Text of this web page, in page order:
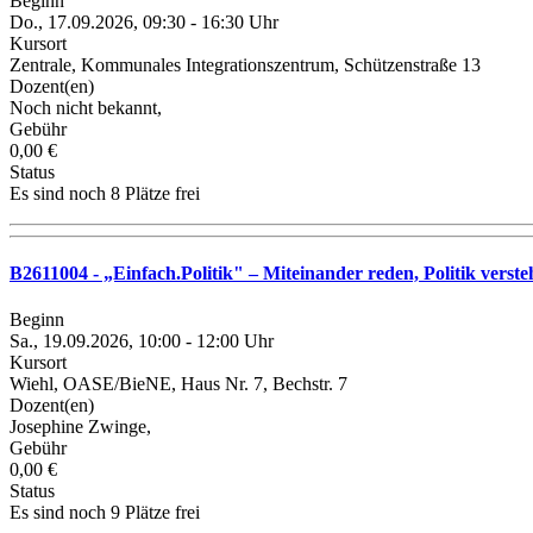
Do., 17.09.2026, 09:30 - 16:30 Uhr
Kursort
Zentrale, Kommunales Integrationszentrum, Schützenstraße 13
Dozent(en)
Noch nicht bekannt,
Gebühr
0,00 €
Status
Es sind noch 8 Plätze frei
B2611004 - „Einfach.Politik" – Miteinander reden, Politik
Beginn
Sa., 19.09.2026, 10:00 - 12:00 Uhr
Kursort
Wiehl, OASE/BieNE, Haus Nr. 7, Bechstr. 7
Dozent(en)
Josephine Zwinge,
Gebühr
0,00 €
Status
Es sind noch 9 Plätze frei